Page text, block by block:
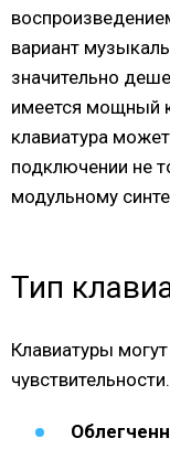
вариант
значительно
имеется мощный
клавиатура
подключении не
модульному
Тип
Клавиатуры
чувствительности.